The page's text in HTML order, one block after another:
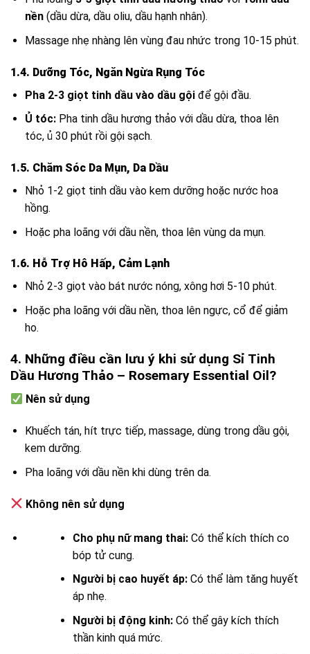
nền(dầu dừa, dầu oliu, dầu hạnh nhân).
Massage nhẹ nhàng lên vùng đau nhức trong 10-15 phút.
1.4. Dưỡng Tóc, Ngăn Ngừa Rụng Tóc
Pha 2-3 giọt tinh dầu vào dầu gộiđể gội đầu.
Ủ tóc:Pha tinh dầu hương thảo với dầu dừa, thoa lên
tóc, ủ 30 phút rồi gội sạch.
1.5. Chăm Sóc Da Mụn, Da Dầu
Nhỏ 1-2 giọt tinh dầu vào kem dưỡng hoặc nước hoa
hồng.
Hoặc pha loãng với dầu nền, thoa lên vùng da mụn.
1.6. Hỗ Trợ Hô Hấp, Cảm Lạnh
Nhỏ 2-3 giọt vào bát nước nóng, xông hơi 5-10 phút.
Hoặc pha loãng với dầu nền, thoa lên ngực, cổ để giảm
ho.
4. Những điều cần lưu ý khi sử dụng Sỉ Tinh
Dầu Hương Thảo – Rosemary Essential Oil?
Nên sử dụng
Khuếch tán, hít trực tiếp, massage, dùng trong dầu gội,
kem dưỡng.
Pha loãng với dầu nền khi dùng trên da.
Không nên sử dụng
Cho phụ nữ mang thai:Có thể kích thích co
bóp tử cung.
Người bị cao huyết áp:Có thể làm tăng huyết
áp nhẹ.
Người bị động kinh:Có thể gây kích thích
thần kinh quá mức.